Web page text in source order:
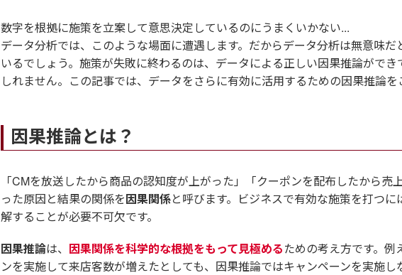
数字を根拠に施策を立案して意思決定しているのにうまくいかない...
データ分析では、このような場面に遭遇します。だからデータ分析は無意味だ
いるでしょう。施策が失敗に終わるのは、データによる正しい因果推論ができ
しれません。この記事では、データをさらに有効に活用するための因果推論を
因果推論とは？
「CMを放送したから商品の認知度が上がった」「クーポンを配布したから売
った原因と結果の関係を因果関係と呼びます。ビジネスで有効な施策を打つ
解することが必要不可欠です。
因果推論は、 因果関係を科学的な根拠をもって見極めるための考え方です。例
ンを実施して来店客数が増えたとしても、因果推論ではキャンペーンを実施し